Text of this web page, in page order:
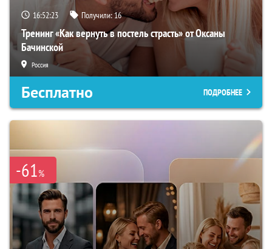
16:52:22 Получили:16
Тренинг «Как вернуть в постель страсть» от Оксаны
Бачинской
Россия
Бесплатно ПОДРОБНЕЕ
-61%